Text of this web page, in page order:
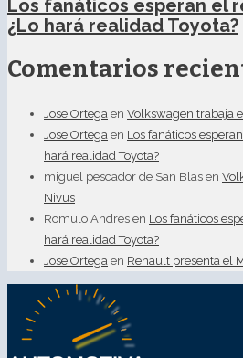
Los fanáticos esperan el
¿Lo hará realidad Toyota?
Comentarios
Jose Ortega en Volkswagen trabaja
Jose Ortega en Los fanáticos
hará realidad Toyota?
miguel pescador de San Blas en
Nivus
Romulo Andres en Los fanáticos
hará realidad Toyota?
Jose Ortega en Renault presenta el